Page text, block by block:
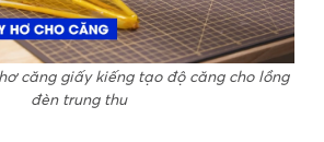
căng giấy kiếng tạo độ căng cho lồng
đèn trung thu